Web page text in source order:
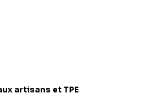
artisans et TPE